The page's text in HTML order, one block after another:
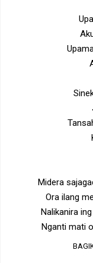
Midera
Ora ilang
Nalikanira
Nganti mati